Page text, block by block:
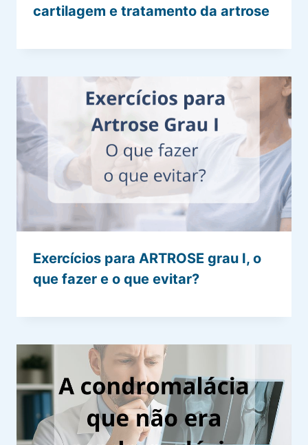
cartilagem e tratamento da artrose
Exercícios para ARTROSE grau I, o
que fazer e o que evitar?